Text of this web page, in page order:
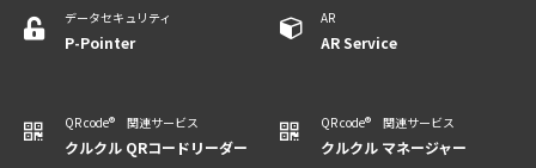
データセキュリティ
P-Pointer
AR
​​​​​​AR Service
QR code® 関連サービス
クルクル QRコードリーダー
QR code® 関連サービス
クルクル マネージャー